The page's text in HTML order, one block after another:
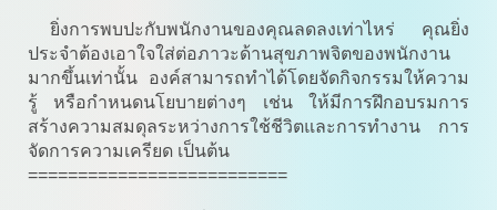
ยิ่งการพบปะกับพนักงานของคุณลดลงเท่าไหร่ คุณยิ่ง
ประจำต้องเอาใจใส่ต่อภาวะด้านสุขภาพจิตของพนักงาน
มากขึ้นเท่านั้น องค์สามารถทำได้โดยจัดกิจกรรมให้ความ
รู้ หรือกำหนดนโยบายต่างๆ เช่น ให้มีการฝึกอบรมการ
สร้างความสมดุลระหว่างการใช้ชีวิตและการทำงาน การ
จัดการความเครียด เป็นต้น
==========================